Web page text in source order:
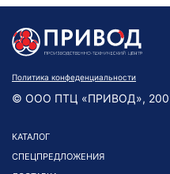
Политика конфеденциальности
© ООО ПТЦ «ПРИВОД»,
КАТАЛОГ
СПЕЦПРЕДЛОЖЕНИЯ